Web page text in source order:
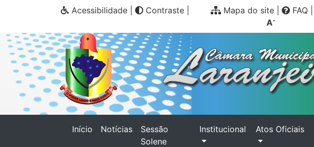
Acessibilidade Contraste Mapa do site FAQ
A-
Início (current)
Notícias
Sessão
Solene
Institucional Atos Oficiais